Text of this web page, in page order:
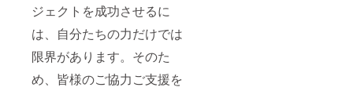
ジェクトを成功させるに
は、自分たちの力だけでは
限界があります。そのた
め、皆様のご協力ご支援を